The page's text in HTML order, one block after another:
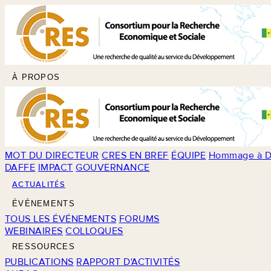
À PROPOS
MOT DU DIRECTEUR CRES EN BREF ÉQUIPE Hommage à
DAFFE IMPACT GOUVERNANCE
ACTUALITÉS
ÉVÉNEMENTS
TOUS LES ÉVÉNEMENTS FORUMS
WEBINAIRES COLLOQUES
RESSOURCES
PUBLICATIONS RAPPORT D'ACTIVITÉS